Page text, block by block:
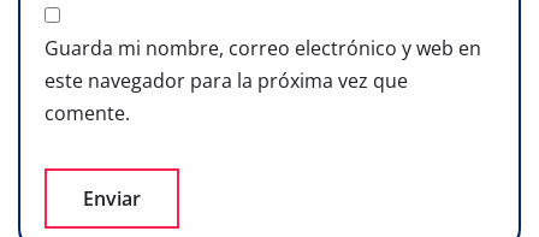
Guarda mi nombre, correo electrónico y web en
este navegador para la próxima vez que
comente.